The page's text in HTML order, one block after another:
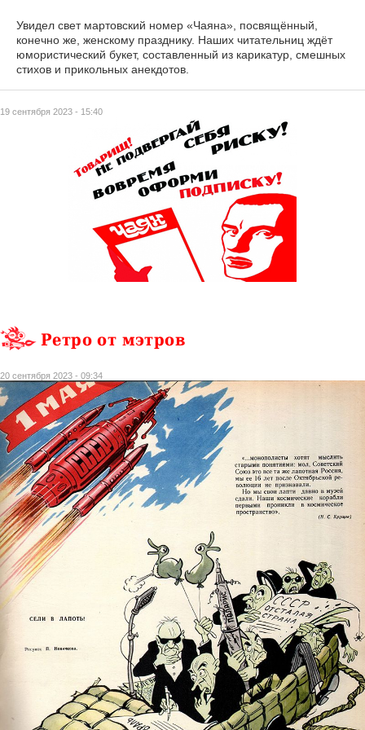
19 сентября 2023 - 15:40
Увидел свет мартовский номер «Чаяна», посвящённый,
конечно же, женскому празднику. Наших читательниц ждёт
юмористический букет, составленный из карикатур, смешных
стихов и прикольных анекдотов.
Ретро от мэтров
20 сентября 2023 - 09:34